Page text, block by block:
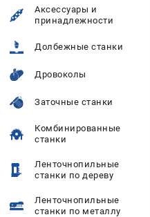
Аксессуары и
принадлежности
Долбежные станки
Дровоколы
Заточные станки
Комбинированные
станки
Ленточнопильные
станки по дереву
Ленточнопильные
станки по металлу